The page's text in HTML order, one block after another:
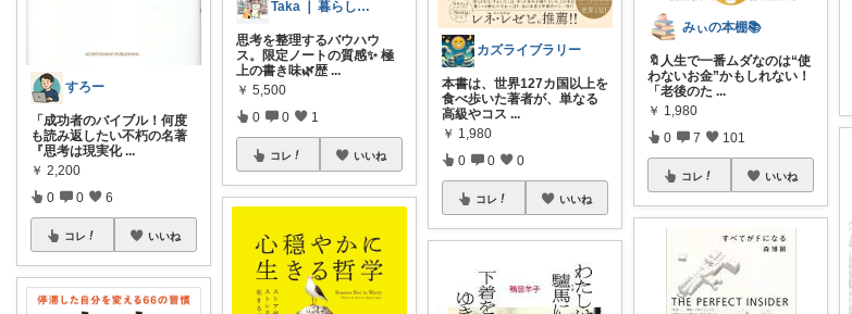
すろー
「成功者のバイブル！何度
も読み返したい不朽の名著
『思考は現実化 ...
￥ 2,200
0 0 6
コレ いいね
Taka ❘ 暮らしをアップデート
思考を整理するバウハウ
ス。限定ノートの質感✨ 極
上の書き味🌿歴 ...
￥ 5,500
0 0 1
コレ いいね
カズライブラリー
本書は、世界127カ国以上を
食べ歩いた著者が、単なる
高級やコス ...
￥ 1,980
0 0 0
コレ いいね
みぃの本棚📚
🔖人生で一番ムダなのは“使
わないお金”かもしれない！
「老後のた ...
￥ 1,980
0 7 101
コレ いいね